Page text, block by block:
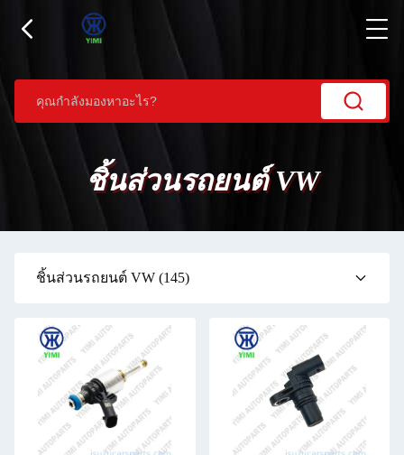
ชิ้นส่วนรถยนต์ VW
ชิ้นส่วนรถยนต์ VW (145)